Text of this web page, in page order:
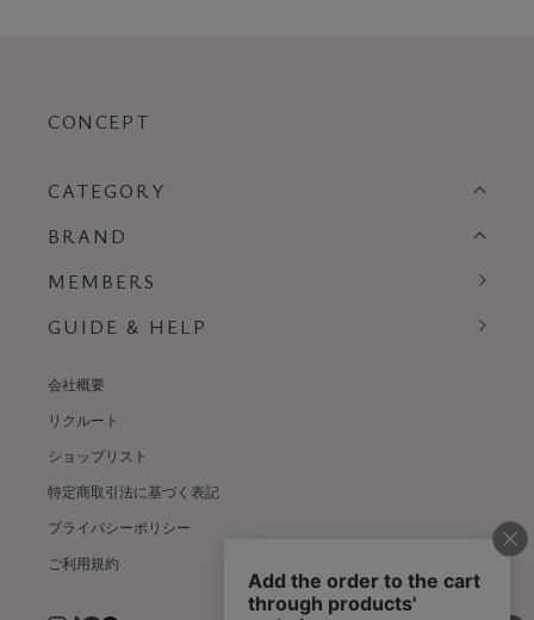
CONCEPT
CATEGORY
BRAND
MEMBERS
GUIDE & HELP
会社概要
リクルート
ショップリスト
特定商取引法に基づく表記
プライバシーポリシー
ご利用規約